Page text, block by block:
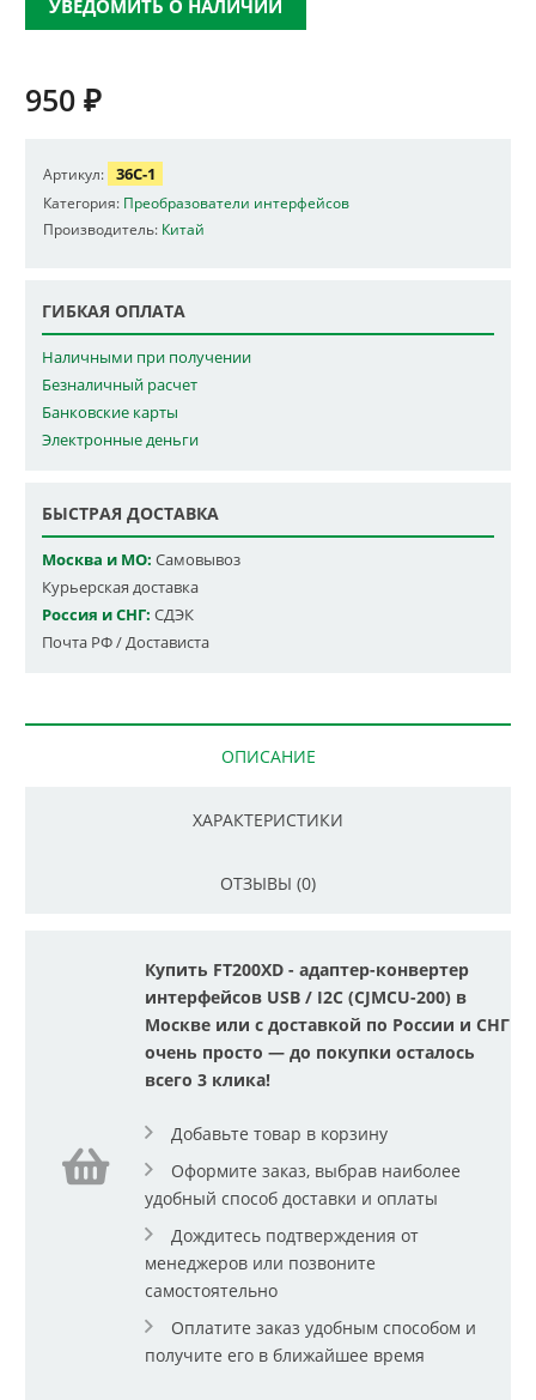
УВЕДОМИТЬ О НАЛИЧИИ
950 ₽
Артикул: 36C-1
Категория: Преобразователи интерфейсов
Производитель: Китай
ГИБКАЯ ОПЛАТА
Наличными при получении
Безналичный расчет
Банковские карты
Электронные деньги
БЫСТРАЯ ДОСТАВКА
Москва и МО: Самовывоз
Курьерская доставка
Россия и СНГ: СДЭК
Почта РФ / Достависта
ОПИСАНИЕ
ХАРАКТЕРИСТИКИ
ОТЗЫВЫ (0)
Купить FT200XD - адаптер-конвертер
интерфейсов USB / I2C (CJMCU-200) в
Москве или с доставкой по России и СНГ
очень просто — до покупки осталось
всего 3 клика!
Добавьте товар в корзину
Оформите заказ, выбрав наиболее
удобный способ доставки и оплаты
Дождитесь подтверждения от
менеджеров или позвоните
самостоятельно
Оплатите заказ удобным способом и
получите его в ближайшее время